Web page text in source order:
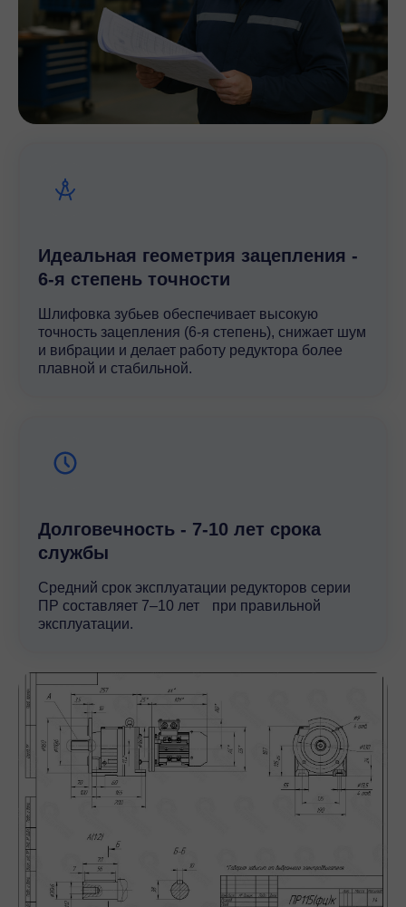
Идеальная геометрия зацепления -
6-я степень точности
Шлифовка зубьев обеспечивает высокую
точность зацепления (6-я степень), снижает шум
и вибрации и делает работу редуктора более
плавной и стабильной.
Долговечность - 7-10 лет срока
службы
Средний срок эксплуатации редукторов серии
ПР составляет 7–10 лет при правильной
эксплуатации.